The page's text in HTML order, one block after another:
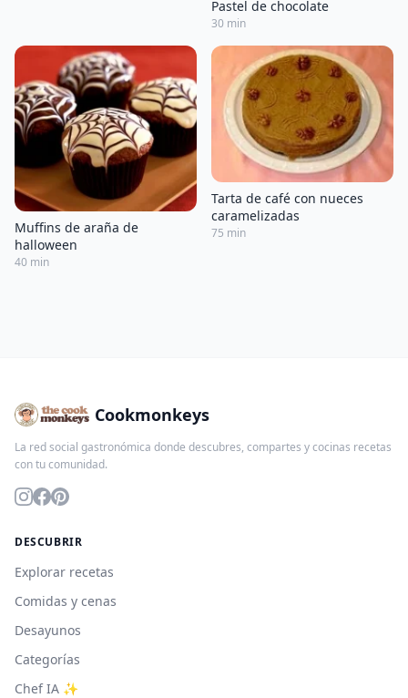
Pastel de chocolate
30 min
Muffins de araña de
halloween
40 min
Tarta de café con nueces
caramelizadas
75 min
Cookmonkeys
La red social gastronómica donde descubres, compartes y cocinas recetas
con tu comunidad.
DESCUBRIR
Explorar recetas
Comidas y cenas
Desayunos
Categorías
Chef IA ✨